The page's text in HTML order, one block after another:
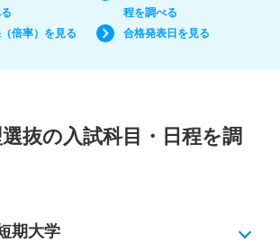
程を調べる
倍率）を見る
合格発表日を見る
抜の入試科目・日程を調
期大学